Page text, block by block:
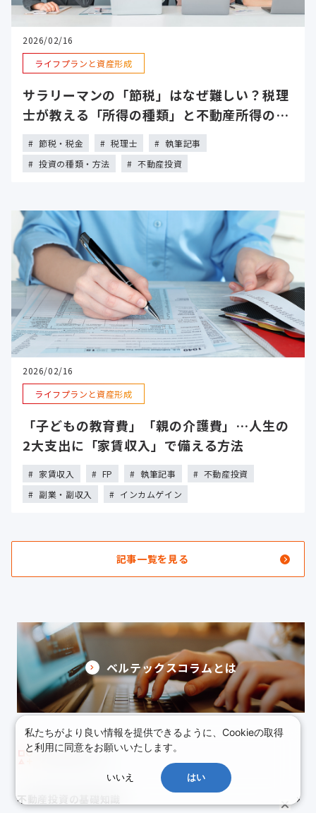
2026/02/16
ライフプランと資産形成
サラリーマンの「節税」はなぜ難しい？税理
士が教える「所得の種類」と不動産所得の可
能性節税・税金 税理士
執筆記事
投資の種類・方法
不動産投資
2026/02/16
ライフプランと資産形成
「子どもの教育費」「親の介護費」…人生の
2大支出に「家賃収入」で備える方法
家賃収入 FP 執筆記事
不動産投資
副業・副収入
インカムゲイン
記事一覧を見る
ベルテックスコラムとは
カテゴリー
不動産投資の基礎知識
私たちがより良い情報を提供できるように、Cookieの取得
と利用に同意をお願いいたします。
いいえ はい